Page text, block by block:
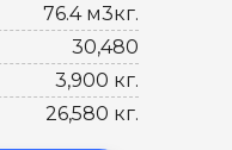
76.4 м3кг.
30,480
3,900 кг.
26,580 кг.